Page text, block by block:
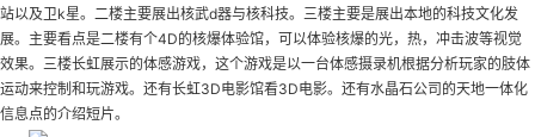
站以及卫k星。二楼主要展出核武d器与核科技。三楼主要是展出本地的科技文化发
展。主要看点是二楼有个4D的核爆体验馆，可以体验核爆的光，热，冲击波等视觉
效果。三楼长虹展示的体感游戏，这个游戏是以一台体感摄录机根据分析玩家的肢体
运动来控制和玩游戏。还有长虹3D电影馆看3D电影。还有水晶石公司的天地一体化
信息点的介绍短片。